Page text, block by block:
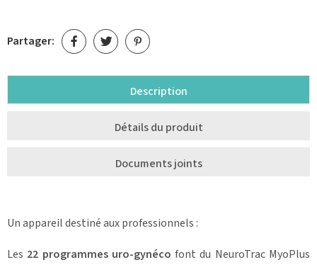
Partager:
Description
Détails du produit
Documents joints
Un appareil destiné aux professionnels :
Les 22 programmes uro-gynéco font du NeuroTrac MyoPlus